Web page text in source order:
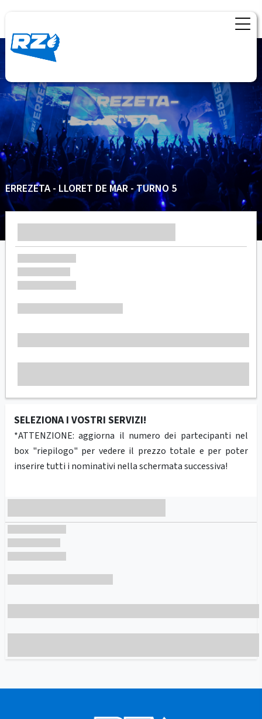
ERREZETA - LLORET DE MAR - TURNO 5
SELEZIONA I VOSTRI SERVIZI!
*ATTENZIONE: aggiorna il numero dei partecipanti nel
box "riepilogo" per vedere il prezzo totale e per poter
inserire tutti i nominativi nella schermata successiva!